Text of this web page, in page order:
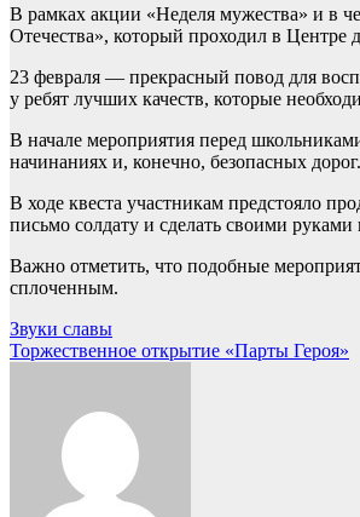
В рамках акции «Неделя мужества» и в
Отечества», который проходил в Центре
23 февраля — прекрасный повод для
у ребят лучших качеств, которые
В начале мероприятия перед
начинаниях и, конечно, безопасных дорог.
В ходе квеста участникам предстояло
письмо солдату и сделать своими
Важно отметить, что подобные
сплоченным.
Навигация
по
Звуки славы
Торжественное открытие «Парты Героя»